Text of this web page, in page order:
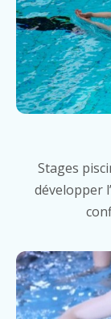
Stages
développer